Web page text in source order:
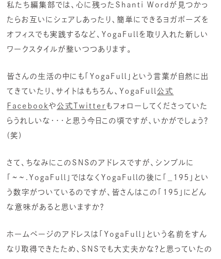
私たち編集部では、心に残ったShanti Wordが見つかっ
たらお互いにシェアしあったり、簡単にできるヨガポーズを
オフィスでも実践するなど、YogaFullを取り入れた新しい
ワークスタイルが整いつつあります。
皆さんの生活の中にも「YogaFull」という言葉が自然に出
てきていたり、サイトはもちろん、YogaFull 公式
Facebookや 公式Twitter もフォローしてくださっていた
らうれしいな・・・と思う今日この頃ですが、いかがでしょう？
(笑)
さて、ちなみにこのSNSのアドレスですが、シンプルに
「~~.YogaFull」ではなくYogaFullの後に「_195」とい
う数字がついているのですが、皆さんはこの「195」にどん
な意味があると思いますか？
ホームページのアドレスは「YogaFull」という名前をすん
なり取得できたため、SNSでも大丈夫かな？と思っていたの